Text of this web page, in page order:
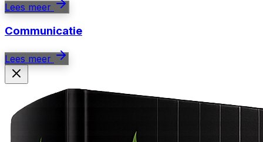
Lees meer
Communicatie
Lees meer